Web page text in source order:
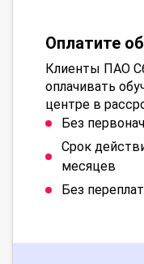
Оплатите
Клиенты ПАО
оплачивать
центре в
Без
Срок
месяцев
Без переплат